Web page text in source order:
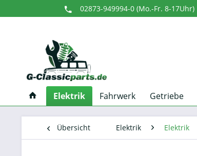
02873-949994-0 (Mo.-Fr. 8-17Uhr)
Elektrik Fahrwerk Getriebe
Übersicht Elektrik Elektrik